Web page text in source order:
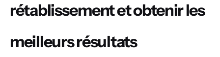
rétablissement et obtenir les
meilleurs résultats